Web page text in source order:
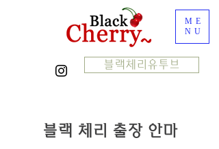
ME
NU
블랙체리유투브
블랙 체리 출장 안마